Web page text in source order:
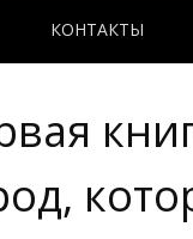
КОНТАКТЫ